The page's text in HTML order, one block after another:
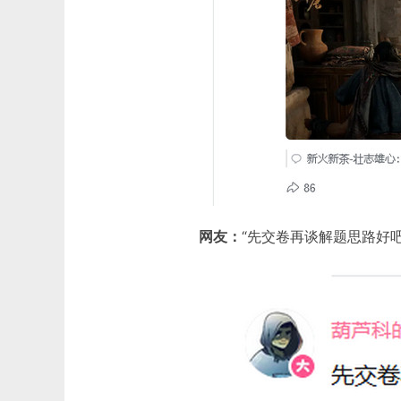
网友： “先交卷再谈解题思路好